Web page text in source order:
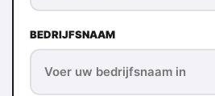
BEDRIJFSNAAM